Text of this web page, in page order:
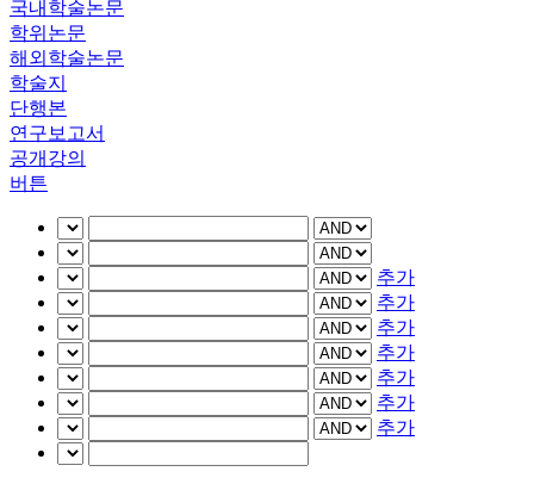
국내학술논문
학위논문
해외학술논문
학술지
단행본
연구보고서
공개강의
버튼
추가
추가
추가
추가
추가
추가
추가